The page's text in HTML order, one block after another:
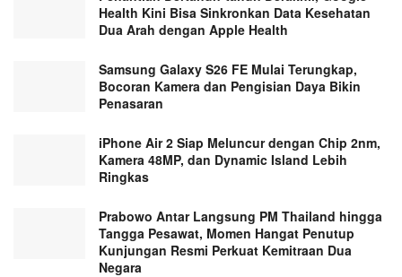
Health Kini Bisa Sinkronkan Data Kesehatan
Dua Arah dengan Apple Health
Samsung Galaxy S26 FE Mulai Terungkap,
Bocoran Kamera dan Pengisian Daya Bikin
Penasaran
iPhone Air 2 Siap Meluncur dengan Chip 2nm,
Kamera 48MP, dan Dynamic Island Lebih
Ringkas
Prabowo Antar Langsung PM Thailand hingga
Tangga Pesawat, Momen Hangat Penutup
Kunjungan Resmi Perkuat Kemitraan Dua
Negara